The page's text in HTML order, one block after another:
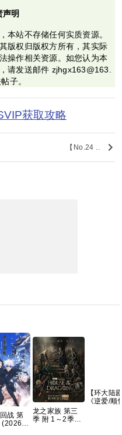
声明
本站不存储任何实质资源。
版权归版权方所有，其实际
操作相关资源。如您认为本
请发送邮件 zjhgx163@163.
子。
获取攻略
【No.24 .. keyboard_arrow_right
回战 第
(2026)
龙之家族 第三
季 附 1～2季
【环大陆
《逆爱/顺